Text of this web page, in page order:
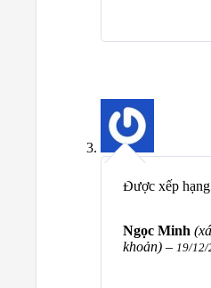
Được xếp hạng
Ngọc Minh
khoản) – 19/12/